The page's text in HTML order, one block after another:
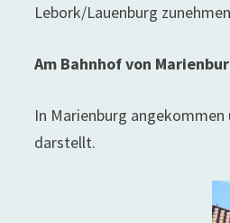
Lebork/Lauenburg
Am Bahnhof von
In Marienburg
darstellt.